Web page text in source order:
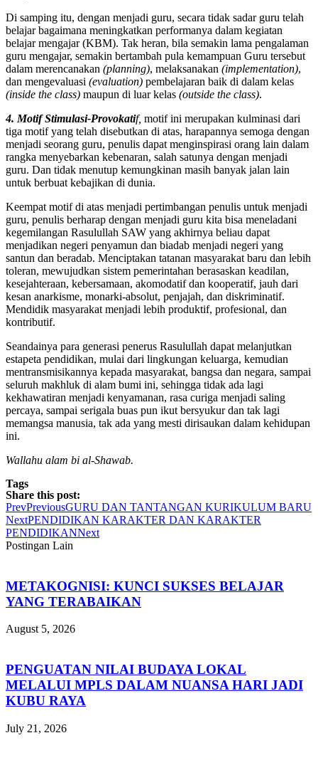
Di samping itu, dengan menjadi guru, secara tidak sadar guru telah
belajar bagaimana meningkatkan performanya dalam kegiatan
belajar mengajar (KBM). Tak heran, bila semakin lama pengalaman
guru mengajar, semakin bertambah pula kemampuan Guru tersebut
dalam merencanakan (planning), melaksanakan (implementation),
dan mengevaluasi (evaluation) pembelajaran baik di dalam kelas
(inside the class) maupun di luar kelas (outside the class).
4. Motif Stimulasi-Provokatif, motif ini merupakan kulminasi dari
tiga motif yang telah disebutkan di atas, harapannya semoga dengan
menjadi seorang guru, penulis dapat menginspirasi orang lain dalam
rangka menyebarkan kebenaran, salah satunya dengan menjadi
guru. Dan tidak menutup kemungkinan masih banyak jalan lain
untuk berbuat kebajikan di dunia.
Keempat motif di atas menjadi pertimbangan penulis untuk menjadi
guru, penulis berharap dengan menjadi guru kita bisa meneladani
kegemilangan Rasulullah SAW yang akhirnya beliau dapat
menjadikan negeri penyamun dan biadab menjadi negeri yang
santun dan beradab. Menciptakan tatanan masyarakat baru dan lebih
toleran, mewujudkan sistem pemerintahan berasaskan keadilan,
kesejahteraan, kebersamaan, akomodatif dan kooperatif, jauh dari
kesan anarkisme, monarki-absolut, penjajah, dan diskriminatif.
Mendidik masyarakat menjadi lebih produktif, profesional, dan
kontributif.
Seandainya para generasi penerus Rasulullah dapat melanjutkan
estapeta pendidikan, mulai dari lingkungan keluarga, kemudian
mentransmisikannya kepada masyarakat, bangsa dan negara, sampai
seluruh makhluk di alam bumi ini, sehingga tidak ada lagi
kekhawatiran menjadi kenyamanan, rasa curiga menjadi saling
percaya, sampai serigala buas pun ikut bersyukur dan tak lagi
memangsa manusia, tak ada yang mesti dirisaukan dalam kehidupan
ini.
Wallahu alam bi al-Shawab.
Tags
Share this post:
PrevPreviousGURU DAN TANTANGAN KURIKULUM BARU
NextPENDIDIKAN KARAKTER DAN KARAKTER
PENDIDIKANNext
Postingan Lain
METAKOGNISI: KUNCI SUKSES BELAJAR
YANG TERABAIKAN
August 5, 2026
PENGUATAN NILAI BUDAYA LOKAL
MELALUI MPLS DALAM NUANSA HARI JADI
KUBU RAYA
July 21, 2026